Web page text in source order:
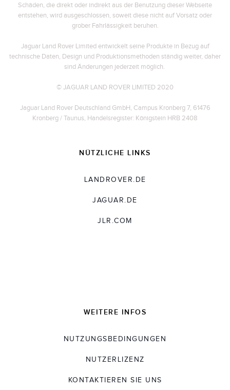
Schäden, die direkt oder indirekt aus der Benutzung dieser Webseite
entstehen, wird ausgeschlossen, soweit diese nicht auf Vorsatz oder
grober Fahrlässigkeit beruhen.
Jaguar Land Rover Limited entwickelt seine Produkte in Bezug auf
technische Daten, Design und Produktionsmethoden ständig weiter, daher
sind Änderungen jederzeit möglich.
© JAGUAR LAND ROVER LIMITED 2020
Jaguar Land Rover Deutschland GmbH, Campus Kronberg 7, 61476
Kronberg / Taunus, Handelsregister: Königstein HRB 2408
NÜTZLICHE LINKS
LANDROVER.DE
JAGUAR.DE
JLR.COM
WEITERE INFOS
NUTZUNGSBEDINGUNGEN
NUTZERLIZENZ
KONTAKTIEREN SIE UNS